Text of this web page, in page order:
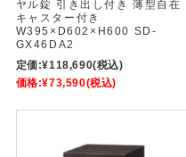
ヤル錠 引き出し付き 薄型自在
キャスター付き
W395×D602×H600 SD-
GX46DA2
定価:¥118,690(税込)
価格:¥73,590(税込)